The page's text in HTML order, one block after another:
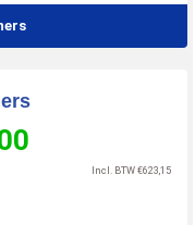
Incl. BTW €623,15